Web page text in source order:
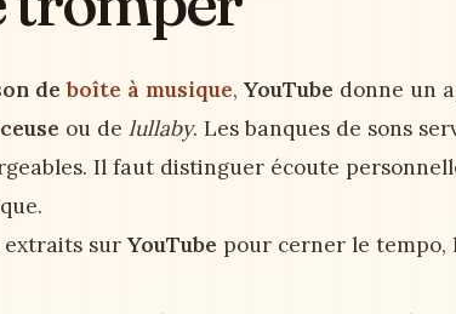
deboîte à musique, YouTube donne un
ou de lullaby. Les banques de sons
Il faut distinguer écoute
sur YouTube pour cerner le